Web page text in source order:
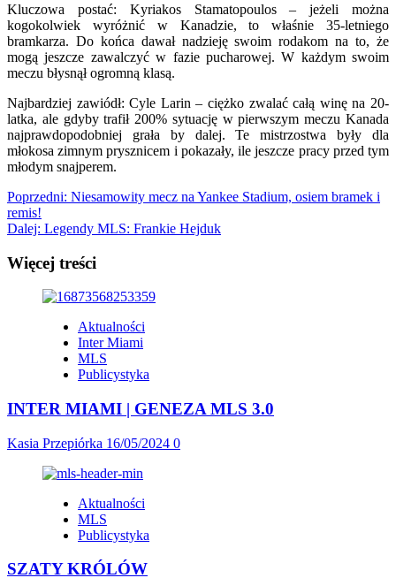
Kluczowa postać: Kyriakos Stamatopoulos – jeżeli można
kogokolwiek wyróżnić w Kanadzie, to właśnie 35-letniego
bramkarza. Do końca dawał nadzieję swoim rodakom na to, że
mogą jeszcze zawalczyć w fazie pucharowej. W każdym swoim
meczu błysnął ogromną klasą.
Najbardziej zawiódł: Cyle Larin – ciężko zwalać całą winę na 20-
latka, ale gdyby trafił 200% sytuację w pierwszym meczu Kanada
najprawdopodobniej grała by dalej. Te mistrzostwa były dla
młokosa zimnym prysznicem i pokazały, ile jeszcze pracy przed tym
młodym snajperem.
Zobacz
wpisy
Poprzedni: Niesamowity mecz na Yankee Stadium, osiem bramek i
remis!
Dalej: Legendy MLS: Frankie Hejduk
Więcej treści
Aktualności
Inter Miami
MLS
Publicystyka
INTER MIAMI | GENEZA MLS 3.0
Kasia Przepiórka 16/05/2024 0
Aktualności
MLS
Publicystyka
SZATY KRÓLÓW